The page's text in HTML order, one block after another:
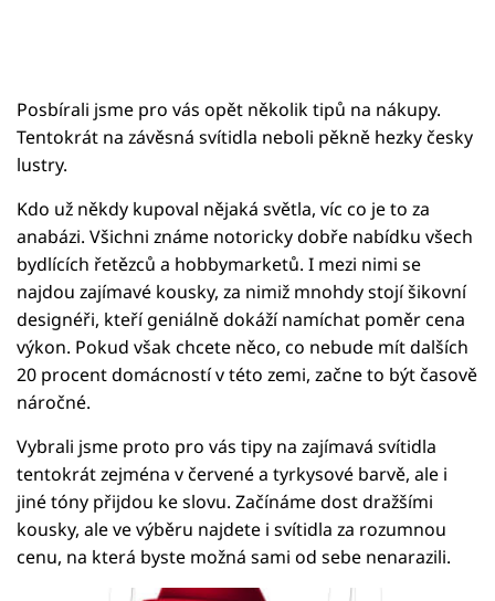
Posbírali jsme pro vás opět několik tipů na nákupy.
Tentokrát na závěsná svítidla neboli pěkně hezky česky
lustry.
Kdo už někdy kupoval nějaká světla, víc co je to za
anabázi. Všichni známe notoricky dobře nabídku všech
bydlících řetězců a hobbymarketů. I mezi nimi se
najdou zajímavé kousky, za nimiž mnohdy stojí šikovní
designéři, kteří geniálně dokáží namíchat poměr cena
výkon. Pokud však chcete něco, co nebude mít dalších
20 procent domácností v této zemi, začne to být časově
náročné.
Vybrali jsme proto pro vás tipy na zajímavá svítidla
tentokrát zejména v červené a tyrkysové barvě, ale i
jiné tóny přijdou ke slovu. Začínáme dost dražšími
kousky, ale ve výběru najdete i svítidla za rozumnou
cenu, na která byste možná sami od sebe nenarazili.